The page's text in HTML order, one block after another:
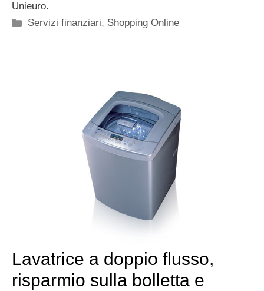
Unieuro.
Categorie
Servizi finanziari, Shopping Online
Lavatrice a doppio flusso,
risparmio sulla bolletta e